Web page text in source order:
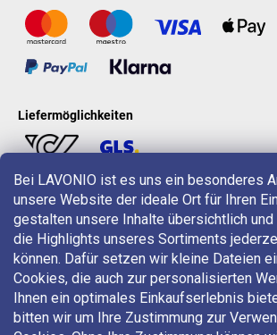
Bei LAVONIO ist es uns ein besonderes
unsere Website der ideale Ort für Ihren
gestalten unsere Inhalte übersichtlich
die Highlights unseres Sortiments
können. Dafür setzen wir kleine Dateien
Cookies, die auch zur personalisierten
Ihnen ein optimales Einkaufserlebnis
bitten wir um Ihre Zustimmung zur
Liefermöglichkeiten
LAVONIO in der Welt
Für Aktionen, Gewinnspiele und Rabatte